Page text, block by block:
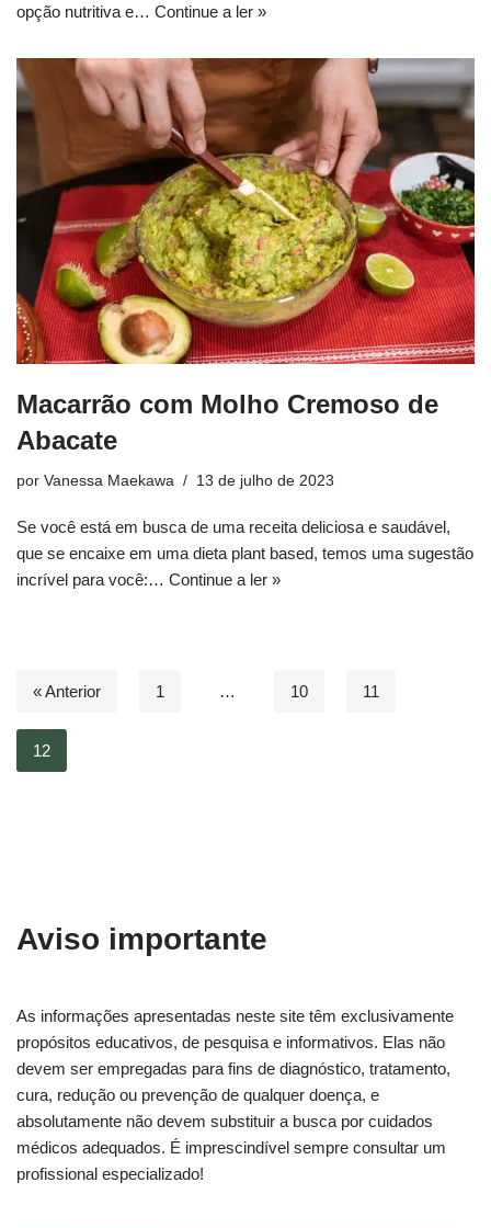
opção nutritiva e… Continue a ler »
Macarrão com Molho Cremoso de
Abacate
por Vanessa Maekawa 13 de julho de 2023
Se você está em busca de uma receita deliciosa e saudável,
que se encaixe em uma dieta plant based, temos uma sugestão
incrível para você:… Continue a ler »
« Anterior 1 … 10 11
12
Aviso importante
As informações apresentadas neste site têm exclusivamente
propósitos educativos, de pesquisa e informativos. Elas não
devem ser empregadas para fins de diagnóstico, tratamento,
cura, redução ou prevenção de qualquer doença, e
absolutamente não devem substituir a busca por cuidados
médicos adequados. É imprescindível sempre consultar um
profissional especializado!